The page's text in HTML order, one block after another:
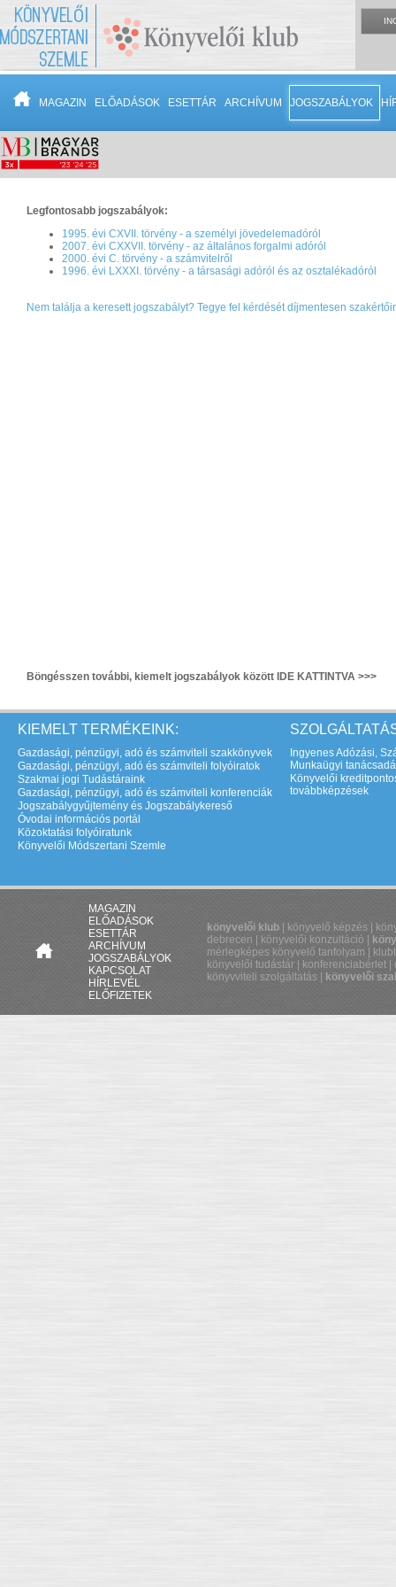
MAGAZIN ELŐADÁSOK ESETTÁR ARCHÍVUM JOGSZABÁLYOK
Legfontosabb jogszabályok:
1995. évi CXVII. törvény - a személyi jövedelemadóról
2007. évi CXXVII. törvény - az általános forgalmi adóról
2000. évi C. törvény - a számvitelről
1996. évi LXXXI. törvény - a társasági adóról és az osztalékadóról
Nem találja a keresett jogszabályt? Tegye fel kérdését díjmentesen
Böngésszen további, kiemelt jogszabályok között IDE KATTINTVA >>>
KIEMELT TERMÉKEINK:
Gazdasági, pénzügyi, adó és számviteli szakkönyvek
Gazdasági, pénzügyi, adó és számviteli folyóiratok
Szakmai jogi Tudástáraink
Gazdasági, pénzügyi, adó és számviteli konferenciák
Jogszabálygyűjtemény és Jogszabálykereső
Óvodai információs portál
Közoktatási folyóiratunk
Könyvelői Módszertani Szemle
Ingyenes Adózási,
Munkaügyi
Könyvelői
továbbképzések
MAGAZIN
ELŐADÁSOK
ESETTÁR
ARCHÍVUM
JOGSZABÁLYOK
KAPCSOLAT
HÍRLEVÉL
ELŐFIZETEK
könyvelői klub | könyvelő képzés |
debrecen | könyvelői konzultáció |
mérlegképes könyvelő tanfolyam |
könyvelői tudástár | konferenciabérlet
könyvviteli szolgáltatás |
könyvelői